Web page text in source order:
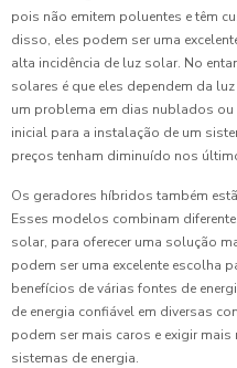
pois não emitem poluentes e têm
disso, eles podem ser uma
alta incidência de luz solar. No
solares é que eles dependem da
um problema em dias nublados
inicial para a instalação de um
preços tenham diminuído nos
Os geradores híbridos também
Esses modelos combinam
solar, para oferecer uma solução
podem ser uma excelente escolha
benefícios de várias fontes de
de energia confiável em diversas
podem ser mais caros e exigir
sistemas de energia.